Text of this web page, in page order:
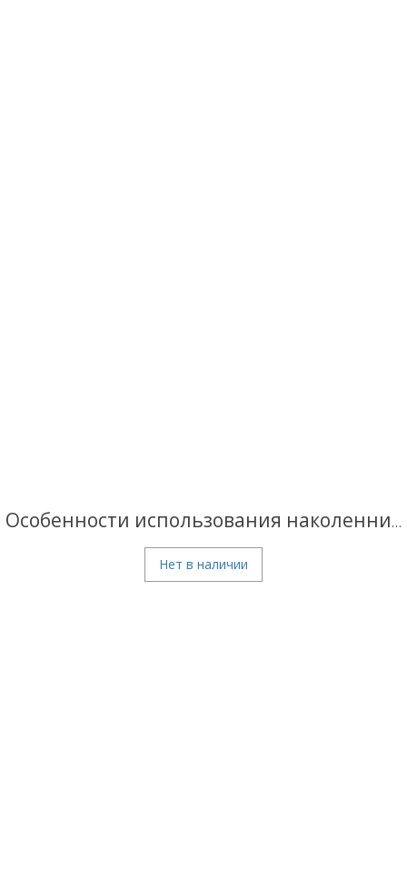
Особенности использования наколенников
Нет в наличии